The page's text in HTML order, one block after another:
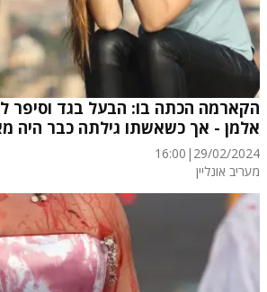
הקארמה הכתה בו: הבעל בגד וסיפר
אלמן - אך כשאשתו גילתה כבר היה
29/02/2024
|
16:00
מעריב אונליין